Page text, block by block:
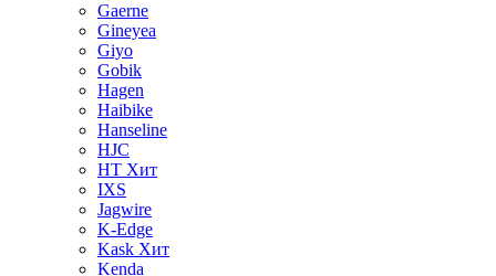
Gaerne
Gineyea
Giyo
Gobik
Hagen
Haibike
Hanseline
HJC
HT Хит
IXS
Jagwire
K-Edge
Kask Хит
Kenda